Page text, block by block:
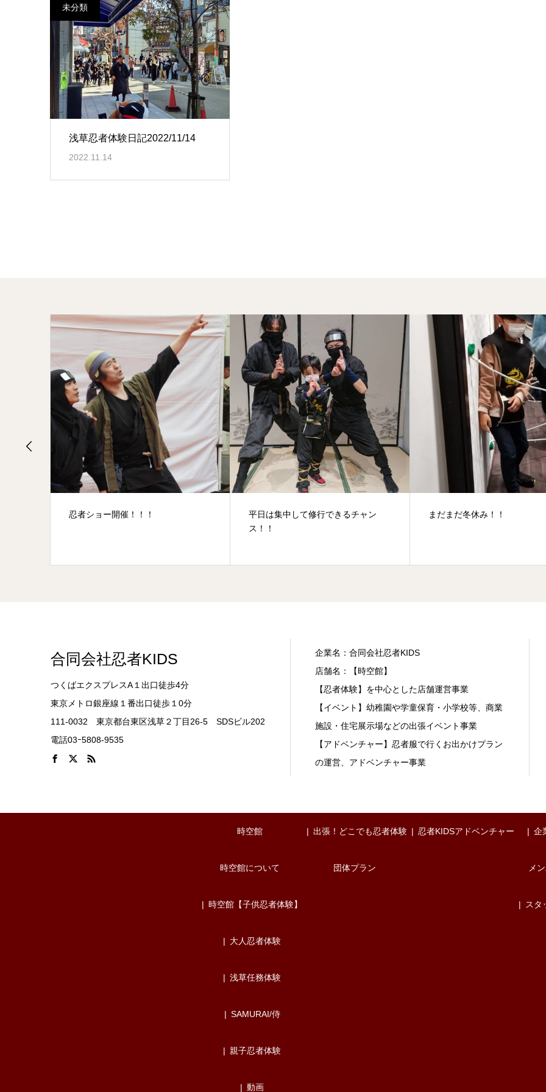
未分類
浅草忍者体験日記2022/11/14
2022.11.14
忍者ショー開催！！！
平日は集中して修行できるチャン
ス！！
まだまだ冬休み！！
合同会社忍者KIDS
つくばエクスプレスA１出口徒歩4分
東京メトロ銀座線１番出口徒歩１0分
111-0032 東京都台東区浅草２丁目26-5 SDSビル202
電話03ｰ5808-9535
企業名：合同会社忍者KIDS
店舗名：【時空館】
【忍者体験】を中心とした店舗運営事業
【イベント】幼稚園や学童保育・小学校等、商業
施設・住宅展示場などの出張イベント事業
【アドベンチャー】忍者服で行くお出かけプラン
の運営、アドベンチャー事業
時空館
時空館について
時空館【子供忍者体験】
大人忍者体験
浅草任務体験
SAMURAI/侍
親子忍者体験
動画
出張！どこでも忍者体験
団体プラン
忍者KIDSアドベンチャー 企
メ
スタ